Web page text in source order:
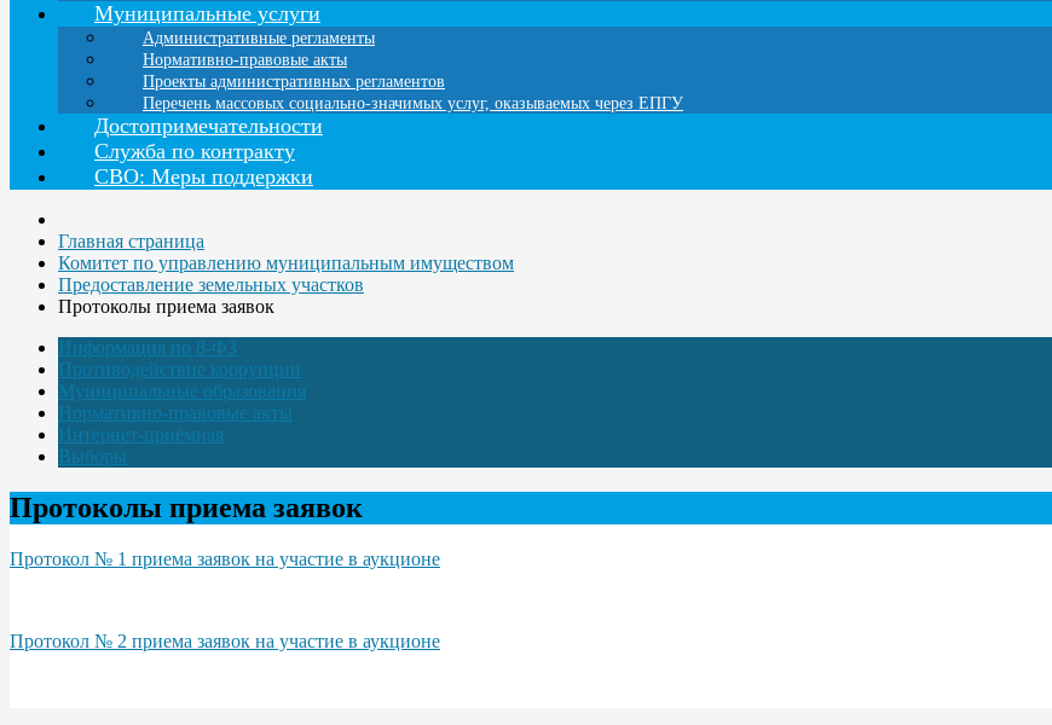
Муниципальные услуги
Административные регламенты
Нормативно-правовые акты
Проекты административных регламентов
Перечень массовых социально-значимых услуг, оказываемых через ЕПГУ
Достопримечательности
Служба по контракту
СВО: Меры поддержки
Главная страница
Комитет по управлению муниципальным имуществом
Предоставление земельных участков
Протоколы приема заявок
Информация по 8-ФЗ
Противодействие коррупции
Муниципальные образования
Нормативно-правовые акты
Интернет-приёмная
Выборы
Протоколы приема заявок
Протокол № 1 приема заявок на участие в аукционе
Протокол № 2 приема заявок на участие в аукционе